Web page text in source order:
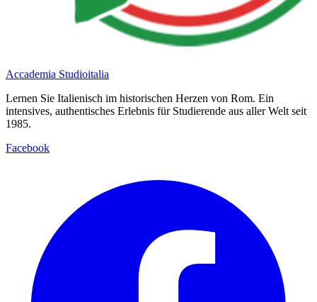
Accademia Studioitalia
Lernen Sie Italienisch im historischen Herzen von Rom. Ein
intensives, authentisches Erlebnis für Studierende aus aller Welt seit
1985.
Facebook